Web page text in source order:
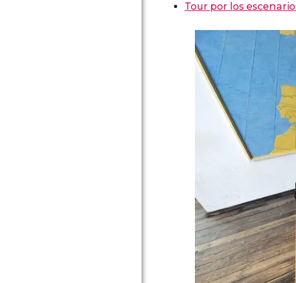
Tour por los